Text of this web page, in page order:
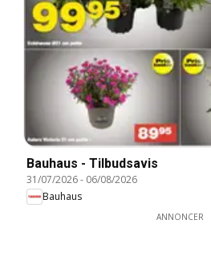
Bauhaus - Tilbudsavis
31/07/2026- 06/08/2026
Bauhaus
ANNONCER